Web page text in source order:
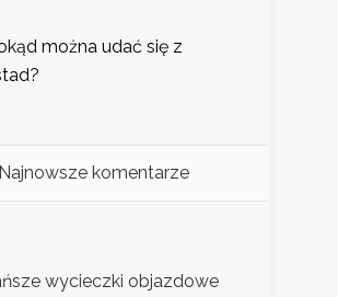
można udać się z
Najnowsze komentarze
wycieczki objazdowe